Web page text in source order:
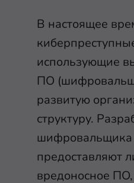
В настоящее
использующие
ПО
развитую
структуру.
предоставляют
вредоносное ПО,